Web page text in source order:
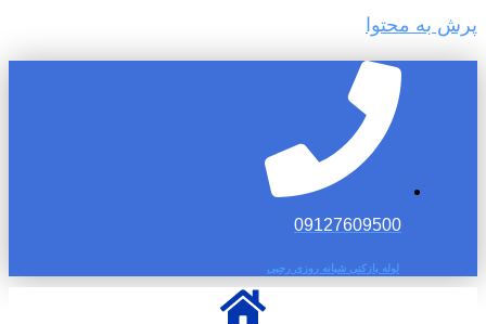
پرش به محتوا
09127609500
لوله بازکنی شبانه روزی رجبی